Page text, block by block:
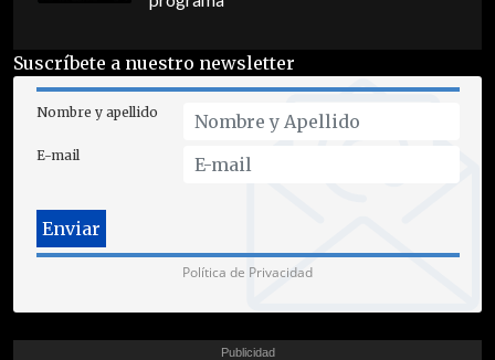
Suscríbete a nuestro newsletter
Nombre y apellido
E-mail
Política de Privacidad